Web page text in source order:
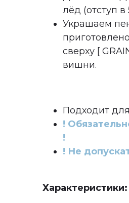
лёд (отступ в
Украшаем
сверху [
вишни.
Подходит
!
!
! Не
Характеристики: